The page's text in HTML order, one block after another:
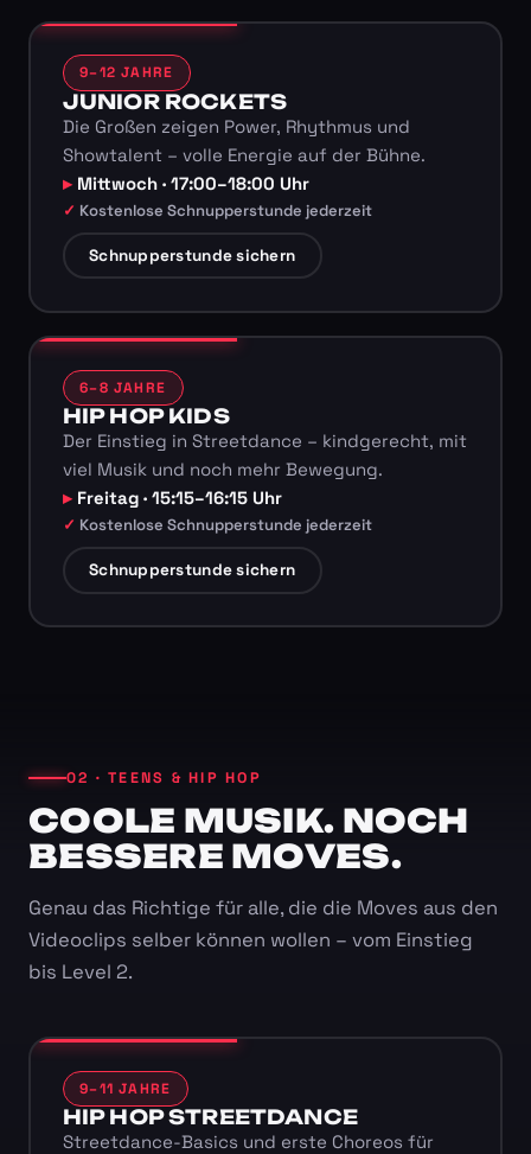
9–12 JAHRE
JUNIOR ROCKETS
Die Großen zeigen Power, Rhythmus und
Showtalent – volle Energie auf der Bühne.
Mittwoch · 17:00–18:00 Uhr
Kostenlose Schnupperstunde jederzeit
Schnupperstunde sichern
6–8 JAHRE
HIP HOP KIDS
Der Einstieg in Streetdance – kindgerecht, mit
viel Musik und noch mehr Bewegung.
Freitag · 15:15–16:15 Uhr
Kostenlose Schnupperstunde jederzeit
Schnupperstunde sichern
02 · TEENS & HIP HOP
COOLE MUSIK. NOCH
BESSERE MOVES.
Genau das Richtige für alle, die die Moves aus den
Videoclips selber können wollen – vom Einstieg
bis Level 2.
9–11 JAHRE
HIP HOP STREETDANCE
Streetdance-Basics und erste Choreos für